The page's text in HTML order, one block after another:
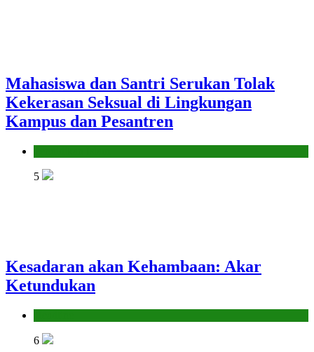
Mahasiswa dan Santri Serukan Tolak
Kekerasan Seksual di Lingkungan
Kampus dan Pesantren
5
Kesadaran akan Kehambaan: Akar
Ketundukan
6